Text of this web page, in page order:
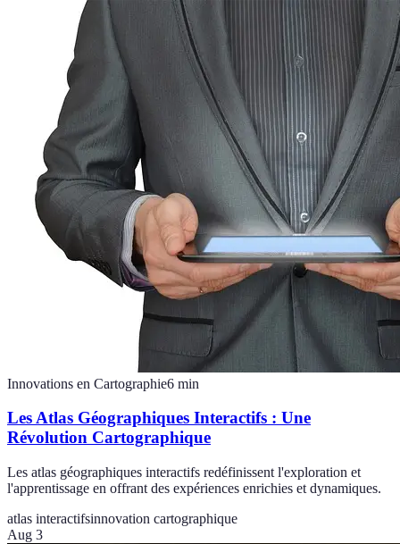
Innovations en Cartographie6 min
Les Atlas Géographiques Interactifs : Une
Révolution Cartographique
Les atlas géographiques interactifs redéfinissent l'exploration et
l'apprentissage en offrant des expériences enrichies et dynamiques.
atlas interactifsinnovation cartographique
Aug 3